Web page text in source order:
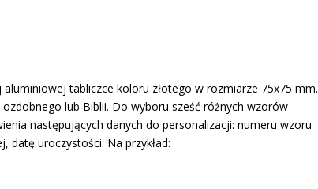
tabliczce koloru złotego w rozmiarze 75x75 mm.
lub Biblii. Do wyboru sześć różnych wzorów
następujących danych do personalizacji: numeru wzoru
datę uroczystości. Na przykład: